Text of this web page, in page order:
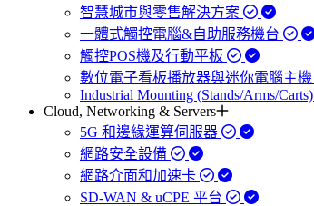
智慧城市與零售解決方案
一體式觸控電腦&自助服務機台
觸控POS機及行動平板
數位電子看板播放器與迷你電腦主機
Industrial Mounting (Stands/Arms/Carts)
Cloud, Networking & Servers
5G 和邊緣運算伺服器
網路安全設備
網路介面和加速卡
SD-WAN & uCPE 平台